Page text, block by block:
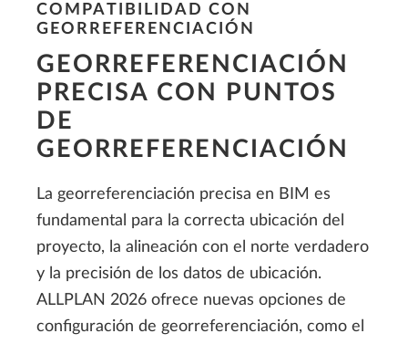
COMPATIBILIDAD CON
GEORREFERENCIACIÓN
GEORREFERENCIACIÓN
PRECISA CON PUNTOS
DE
GEORREFERENCIACIÓN
La georreferenciación precisa en BIM es
fundamental para la correcta ubicación del
proyecto, la alineación con el norte verdadero
y la precisión de los datos de ubicación.
ALLPLAN 2026 ofrece nuevas opciones de
configuración de georreferenciación, como el